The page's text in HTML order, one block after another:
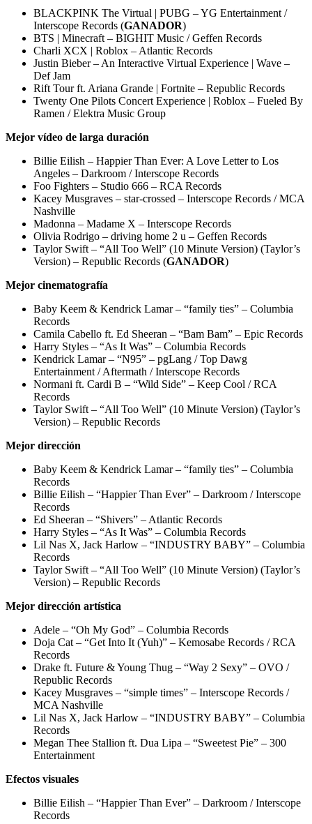
BLACKPINK The Virtual | PUBG – YG Entertainment /
Interscope Records (GANADOR)
BTS | Minecraft – BIGHIT Music / Geffen Records
Charli XCX | Roblox – Atlantic Records
Justin Bieber – An Interactive Virtual Experience | Wave –
Def Jam
Rift Tour ft. Ariana Grande | Fortnite – Republic Records
Twenty One Pilots Concert Experience | Roblox – Fueled By
Ramen / Elektra Music Group
Mejor vídeo de larga duración
Billie Eilish – Happier Than Ever: A Love Letter to Los
Angeles – Darkroom / Interscope Records
Foo Fighters – Studio 666 – RCA Records
Kacey Musgraves – star-crossed – Interscope Records / MCA
Nashville
Madonna – Madame X – Interscope Records
Olivia Rodrigo – driving home 2 u – Geffen Records
Taylor Swift – “All Too Well” (10 Minute Version) (Taylor’s
Version) – Republic Records (GANADOR)
Mejor cinematografía
Baby Keem & Kendrick Lamar – “family ties” – Columbia
Records
Camila Cabello ft. Ed Sheeran – “Bam Bam” – Epic Records
Harry Styles – “As It Was” – Columbia Records
Kendrick Lamar – “N95” – pgLang / Top Dawg
Entertainment / Aftermath / Interscope Records
Normani ft. Cardi B – “Wild Side” – Keep Cool / RCA
Records
Taylor Swift – “All Too Well” (10 Minute Version) (Taylor’s
Version) – Republic Records
Mejor dirección
Baby Keem & Kendrick Lamar – “family ties” – Columbia
Records
Billie Eilish – “Happier Than Ever” – Darkroom / Interscope
Records
Ed Sheeran – “Shivers” – Atlantic Records
Harry Styles – “As It Was” – Columbia Records
Lil Nas X, Jack Harlow – “INDUSTRY BABY” – Columbia
Records
Taylor Swift – “All Too Well” (10 Minute Version) (Taylor’s
Version) – Republic Records
Mejor dirección artística
Adele – “Oh My God” – Columbia Records
Doja Cat – “Get Into It (Yuh)” – Kemosabe Records / RCA
Records
Drake ft. Future & Young Thug – “Way 2 Sexy” – OVO /
Republic Records
Kacey Musgraves – “simple times” – Interscope Records /
MCA Nashville
Lil Nas X, Jack Harlow – “INDUSTRY BABY” – Columbia
Records
Megan Thee Stallion ft. Dua Lipa – “Sweetest Pie” – 300
Entertainment
Efectos visuales
Billie Eilish – “Happier Than Ever” – Darkroom / Interscope
Records